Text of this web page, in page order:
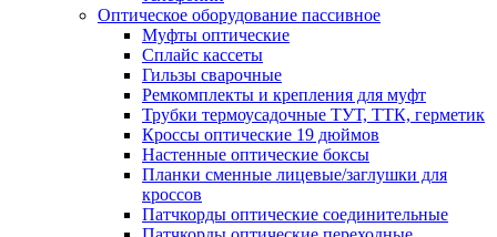
Оптическое оборудование пассивное
Муфты оптические
Сплайс кассеты
Гильзы сварочные
Ремкомплекты и крепления для муфт
Трубки термоусадочные ТУТ, ТТК, герметик
Кроссы оптические 19 дюймов
Настенные оптические боксы
Планки сменные лицевые/заглушки для
кроссов
Патчкорды оптические соединительные